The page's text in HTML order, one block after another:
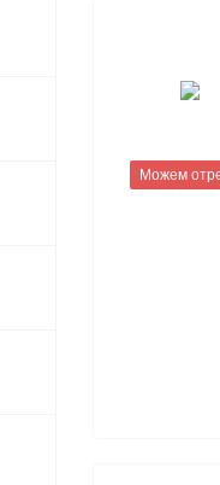
Можем